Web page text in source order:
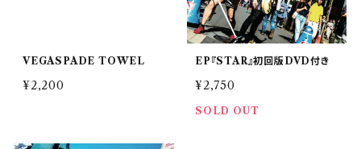
VEGASPADE TOWEL
¥2,200
EP『STAR』初回版DVD付き
¥2,750
SOLD OUT